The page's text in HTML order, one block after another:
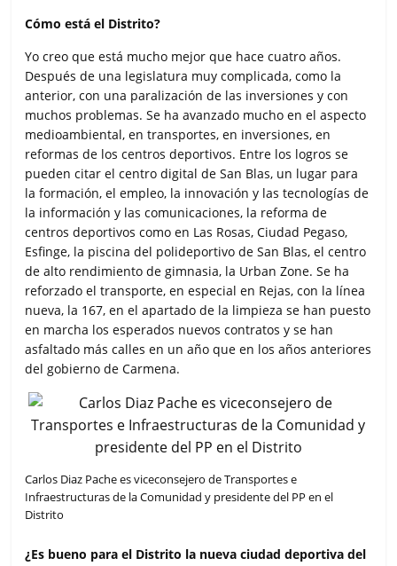
Cómo está el Distrito?
Yo creo que está mucho mejor que hace cuatro años.
Después de una legislatura muy complicada, como la
anterior, con una paralización de las inversiones y con
muchos problemas. Se ha avanzado mucho en el aspecto
medioambiental, en transportes, en inversiones, en
reformas de los centros deportivos. Entre los logros se
pueden citar el centro digital de San Blas, un lugar para
la formación, el empleo, la innovación y las tecnologías de
la información y las comunicaciones, la reforma de
centros deportivos como en Las Rosas, Ciudad Pegaso,
Esfinge, la piscina del polideportivo de San Blas, el centro
de alto rendimiento de gimnasia, la Urban Zone. Se ha
reforzado el transporte, en especial en Rejas, con la línea
nueva, la 167, en el apartado de la limpieza se han puesto
en marcha los esperados nuevos contratos y se han
asfaltado más calles en un año que en los años anteriores
del gobierno de Carmena.
Carlos Diaz Pache es viceconsejero de Transportes e
Infraestructuras de la Comunidad y presidente del PP en el
Distrito
¿Es bueno para el Distrito la nueva ciudad deportiva del